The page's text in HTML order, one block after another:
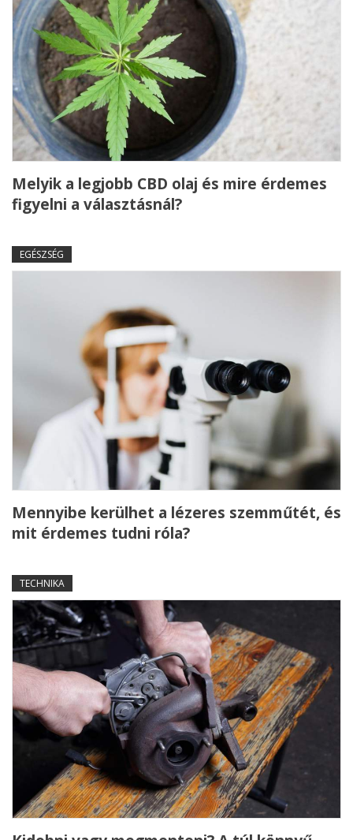
Melyik a legjobb CBD olaj és mire érdemes
figyelni a választásnál?
EGÉSZSÉG
Mennyibe kerülhet a lézeres szemműtét, és
mit érdemes tudni róla?
TECHNIKA